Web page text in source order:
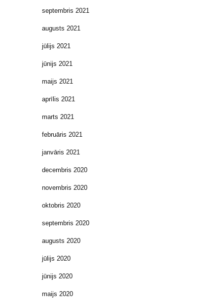
septembris 2021
augusts 2021
jūlijs 2021
jūnijs 2021
maijs 2021
aprīlis 2021
marts 2021
februāris 2021
janvāris 2021
decembris 2020
novembris 2020
oktobris 2020
septembris 2020
augusts 2020
jūlijs 2020
jūnijs 2020
maijs 2020